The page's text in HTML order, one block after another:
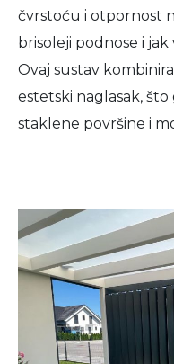
čvrstoću i otpornost
brisoleji podnose i
Ovaj sustav
estetski naglasak,
staklene površine i